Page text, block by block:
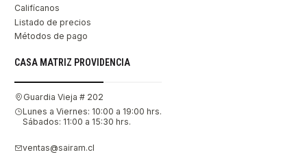
Califícanos
Listado de precios
Métodos de pago
CASA MATRIZ PROVIDENCIA
Guardia Vieja # 202
Lunes a Viernes: 10:00 a 19:00 hrs.
Sábados: 11:00 a 15:30 hrs.
ventas@sairam.cl